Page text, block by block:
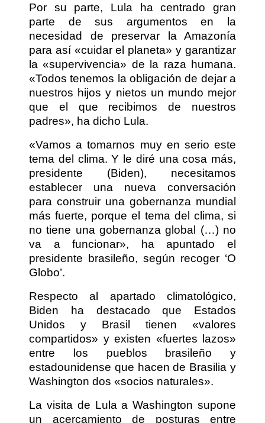
Por su parte, Lula ha centrado gran
parte de sus argumentos en la
necesidad de preservar la Amazonía
para así «cuidar el planeta» y garantizar
la «supervivencia» de la raza humana.
«Todos tenemos la obligación de dejar a
nuestros hijos y nietos un mundo mejor
que el que recibimos de nuestros
padres», ha dicho Lula.
«Vamos a tomarnos muy en serio este
tema del clima. Y le diré una cosa más,
presidente (Biden), necesitamos
establecer una nueva conversación
para construir una gobernanza mundial
más fuerte, porque el tema del clima, si
no tiene una gobernanza global (…) no
va a funcionar», ha apuntado el
presidente brasileño, según recoger ‘O
Globo’.
Respecto al apartado climatológico,
Biden ha destacado que Estados
Unidos y Brasil tienen «valores
compartidos» y existen «fuertes lazos»
entre los pueblos brasileño y
estadounidense que hacen de Brasilia y
Washington dos «socios naturales».
La visita de Lula a Washington supone
un acercamiento de posturas entre